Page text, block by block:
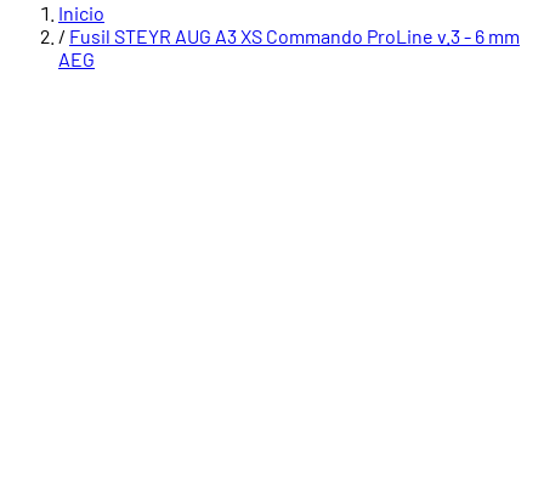
Inicio
/ Fusil STEYR AUG A3 XS Commando ProLine v.3 - 6 mm
AEG